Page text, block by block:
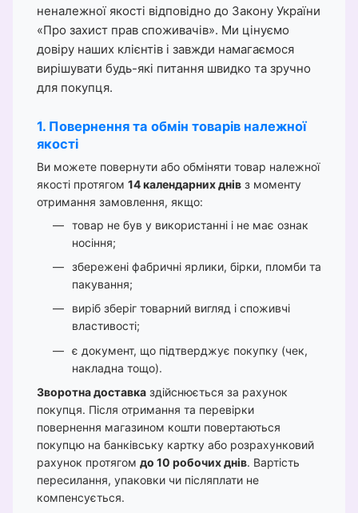
неналежної якості відповідно до Закону України
«Про захист прав споживачів». Ми цінуємо
довіру наших клієнтів і завжди намагаємося
вирішувати будь-які питання швидко та зручно
для покупця.
1. Повернення та обмін товарів належної
якості
Ви можете повернути або обміняти товар належної
якості протягом 14 календарних днів з моменту
отримання замовлення, якщо:
товар не був у використанні і не має ознак
носіння;
збережені фабричні ярлики, бірки, пломби та
пакування;
виріб зберіг товарний вигляд і споживчі
властивості;
є документ, що підтверджує покупку (чек,
накладна тощо).
Зворотна доставка здійснюється за рахунок
покупця. Після отримання та перевірки
повернення магазином кошти повертаються
покупцю на банківську картку або розрахунковий
рахунок протягом до 10 робочих днів. Вартість
пересилання, упаковки чи післяплати не
компенсується.